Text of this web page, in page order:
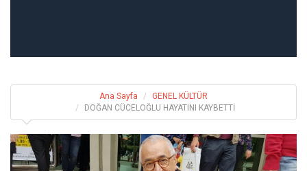
Ana Sayfa
GENEL KÜLTÜR
DOĞAN CÜCELOĞLU HAYATINI KAYBETTİ